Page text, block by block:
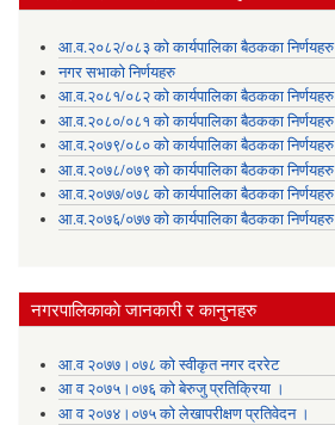
आ.व.२०८२/०८३ को कार्यपालिका बैठकका निर्णयहरु
नगर सभाको निर्णयहरु
आ.व.२०८१/०८२ को कार्यपालिका बैठकका निर्णयहरु
आ.व.२०८०/०८१ को कार्यपालिका बैठकका निर्णयहरु
आ.व.२०७९/०८० को कार्यपालिका बैठकका निर्णयहरु
आ.व.२०७८/०७९ को कार्यपालिका बैठकका निर्णयहरु
आ.व.२०७७/०७८ को कार्यपालिका बैठकका निर्णयहरु
आ.व.२०७६/०७७ को कार्यपालिका बैठकका निर्णयहरु
नगरपालिकाकाे जानकारी र कानुनहरु
आ.व २०७७।०७८ को स्वीकृत नगर दररेट
आ व २०७५।०७६ को बेरुजु प्रतिक्रिया ।
आ व २०७४।०७५ काे लेखापरीक्षण प्रतिवेदन ।